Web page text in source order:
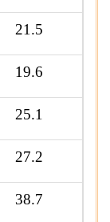
21.5
19.6
25.1
27.2
38.7